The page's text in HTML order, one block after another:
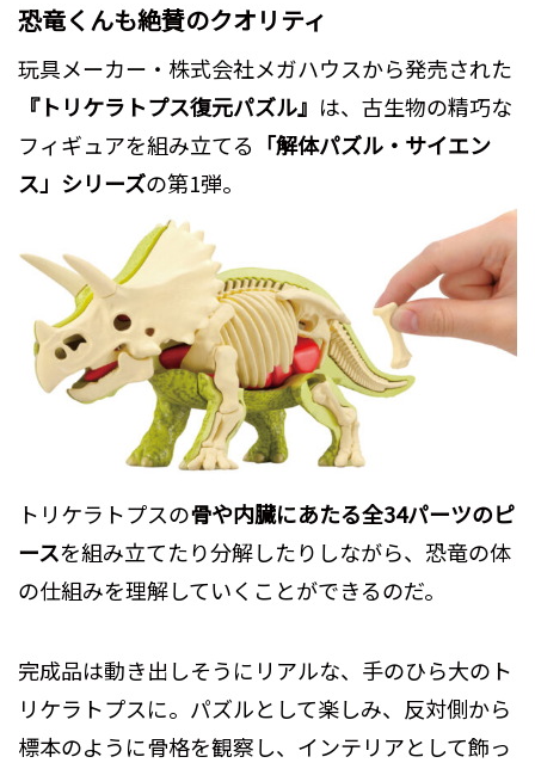
恐竜くんも絶賛のクオリティ
玩具メーカー・株式会社メガハウスから発売された
『トリケラトプス復元パズル』 は、古生物の精巧な
フィギュアを組み立てる 「解体パズル・サイエン
ス」シリーズの第1弾。
トリケラトプスの骨や内臓にあたる全34パーツのピ
ースを組み立てたり分解したりしながら、恐竜の体
の仕組みを理解していくことができるのだ。
完成品は動き出しそうにリアルな、手のひら大のト
リケラトプスに。パズルとして楽しみ、反対側から
標本のように骨格を観察し、インテリアとして飾っ